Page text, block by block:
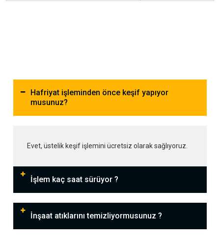
Hafriyat işleminden önce keşif yapıyor
musunuz?
Evet, üstelik keşif işlemini ücretsiz olarak sağlıyoruz.
İşlem kaç saat sürüyor ?
İnşaat atıklarını temizliyormusunuz ?